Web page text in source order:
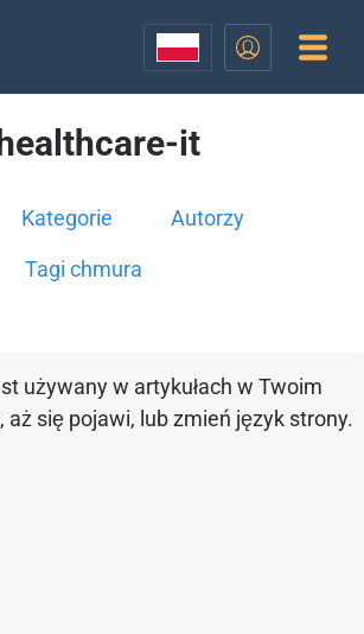
healthcare-it
Kategorie Autorzy
Tagi chmura